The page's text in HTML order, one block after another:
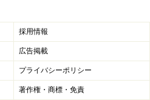
カードまたは(B)6,000円割引
ーター（500ml）、(E)焼酎
本、(E)4本のうち、どれか
採用情報
広告掲載
プライバシーポリシー
著作権・商標・免責